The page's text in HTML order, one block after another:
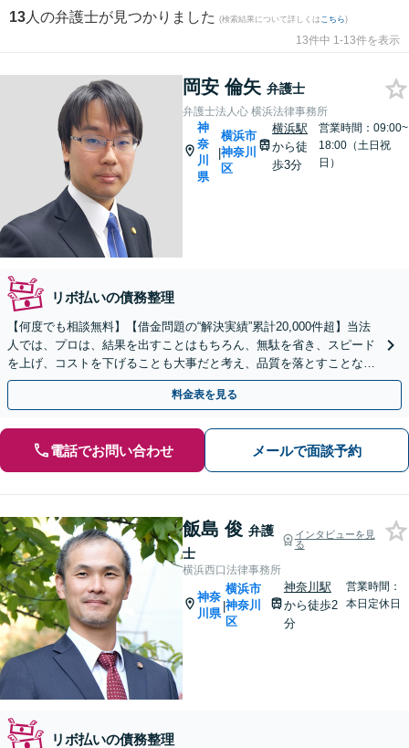
13 人の弁護士が見つかりました (検索結果について詳しくは こちら)
13件中 1-13件を表示
岡安 倫矢 弁護士
弁護士法人心 横浜法律事務所
神
奈
川
県
|
横浜市
神奈川
区
横浜駅
から徒
歩3分
営業時間：09:00~
18:00（土日祝
日）
リボ払いの債務整理
【何度でも相談無料】【借金問題の“解決実績”累計20,000件超】当法
人では、プロは、結果を出すことはもちろん、無駄を省き、スピード
を上げ、コストを下げることも大事だと考え、品質を落とすことな
く、費用を可能な限り安くすることにこだわります。
料金表を見る
電話でお問い合わせ メールで面談予約
飯島 俊 弁護
士
インタビューを見
る
横浜西口法律事務所
神奈
川県
|
横浜市
神奈川
区
神奈川駅
から徒歩2
分
営業時間：
本日定休日
リボ払いの債務整理